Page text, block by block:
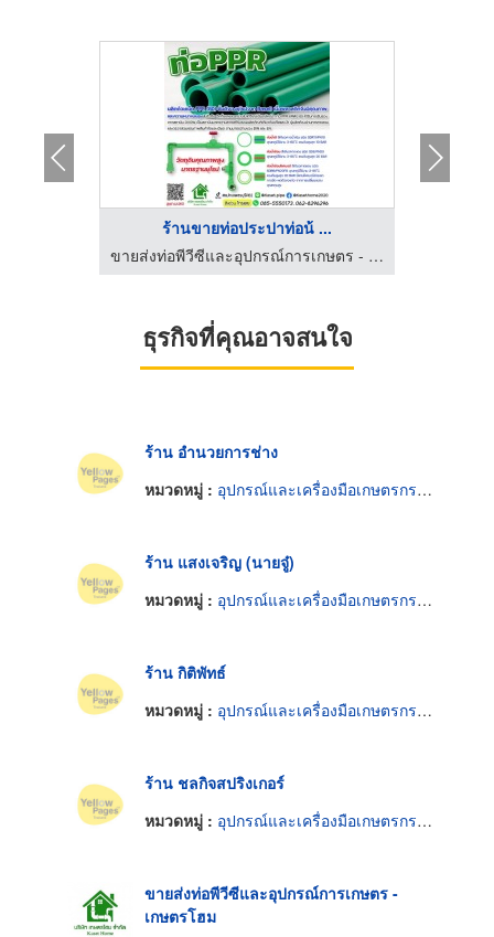
ร้านขายท่อประปาท่อน้ ...
ขายส่งท่อพีวีซีและอุปกรณ์การเกษตร - เกษตรโฮม
ธุรกิจที่คุณอาจสนใจ
ร้าน อำนวยการช่าง
หมวดหมู่ : อุปกรณ์และเครื่องมือเกษตรกรรม
ร้าน แสงเจริญ (นายจู๋)
หมวดหมู่ : อุปกรณ์และเครื่องมือเกษตรกรรม
ร้าน กิติพัทธ์
หมวดหมู่ : อุปกรณ์และเครื่องมือเกษตรกรรม
ร้าน ชลกิจสปริงเกอร์
หมวดหมู่ : อุปกรณ์และเครื่องมือเกษตรกรรม
ขายส่งท่อพีวีซีและอุปกรณ์การเกษตร -
เกษตรโฮม